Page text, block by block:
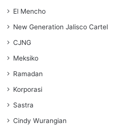
El Mencho
New Generation Jalisco Cartel
CJNG
Meksiko
Ramadan
Korporasi
Sastra
Cindy Wurangian